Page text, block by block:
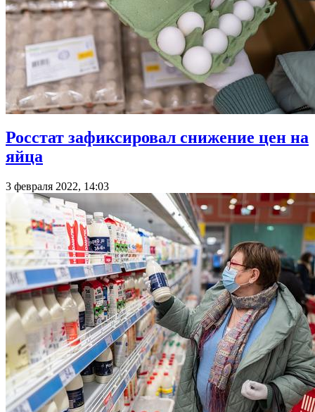
Росстат зафиксировал снижение цен на
яйца
3 февраля 2022, 14:03